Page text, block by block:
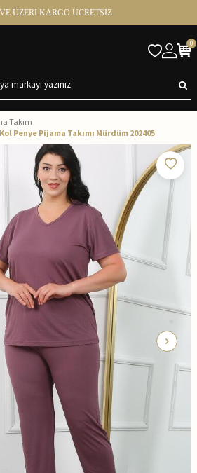
ÜZERİ KARGO ÜCRETSİZ
0
Takım
Penye Pijama Takımı Mürdüm 202405